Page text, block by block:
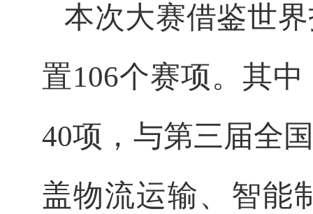
本次大赛借鉴世
置106个赛项。其
40项，与第三届全
盖物流运输、智能